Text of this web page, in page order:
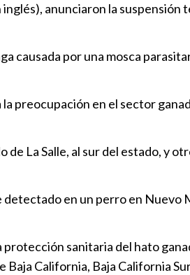
México refuerza
barrenador
Reportan primer
Nacional | 19:30
Lanzan trampas
al gusano
anunciaron la suspensión
causada por una mosca
preocupación en el sector
La Salle, al sur del estado, y
en un perro en Nuevo
sanitaria del hato
California, Baja California